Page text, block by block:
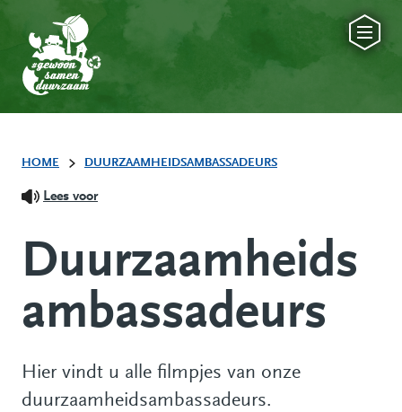
HOME DUURZAAMHEIDSAMBASSADEURS
Lees voor
Duurzaamheids
ambassadeurs
Hier vindt u alle filmpjes van onze
duurzaamheidsambassadeurs.